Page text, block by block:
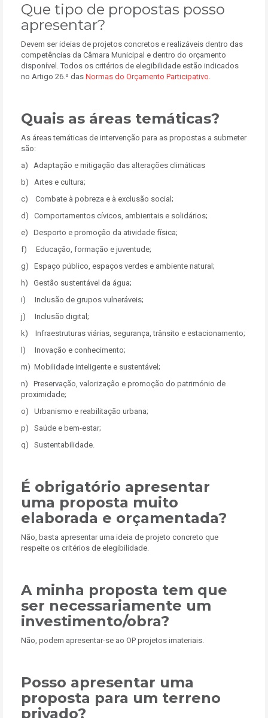
Que tipo de propostas posso
apresentar?
Devem ser ideias de projetos concretos e realizáveis dentro das
competências da Câmara Municipal e dentro do orçamento
disponível. Todos os critérios de elegibilidade estão indicados
no Artigo 26.º das Normas do Orçamento Participativo.
Quais as áreas temáticas?
As áreas temáticas de intervenção para as propostas a submeter
são:
a) Adaptação e mitigação das alterações climáticas
b) Artes e cultura;
c) Combate à pobreza e à exclusão social;
d) Comportamentos cívicos, ambientais e solidários;
e) Desporto e promoção da atividade física;
f) Educação, formação e juventude;
g) Espaço público, espaços verdes e ambiente natural;
h) Gestão sustentável da água;
i) Inclusão de grupos vulneráveis;
j) Inclusão digital;
k) Infraestruturas viárias, segurança, trânsito e estacionamento;
l) Inovação e conhecimento;
m) Mobilidade inteligente e sustentável;
n) Preservação, valorização e promoção do património de
proximidade;
o) Urbanismo e reabilitação urbana;
p) Saúde e bem-estar;
q) Sustentabilidade.
É obrigatório apresentar
uma proposta muito
elaborada e orçamentada?
Não, basta apresentar uma ideia de projeto concreto que
respeite os critérios de elegibilidade.
A minha proposta tem que
ser necessariamente um
investimento/obra?
Não, podem apresentar-se ao OP projetos imateriais.
Posso apresentar uma
proposta para um terreno
privado?